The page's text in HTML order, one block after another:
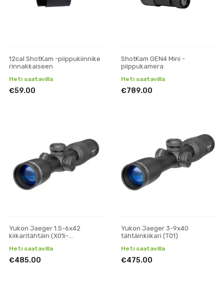
12cal ShotKam -piippukiinnike
rinnakkaiseen
Heti saatavilla
€59.00
ShotKam GEN4 Mini -
piippukamera
Heti saatavilla
€789.00
Yukon Jaeger 1.5-6x42
kiikaritähtäin (X01i-
Heti saatavilla
€485.00
Yukon Jaeger 3-9x40
tähtäinkiikari (T01)
Heti saatavilla
€475.00